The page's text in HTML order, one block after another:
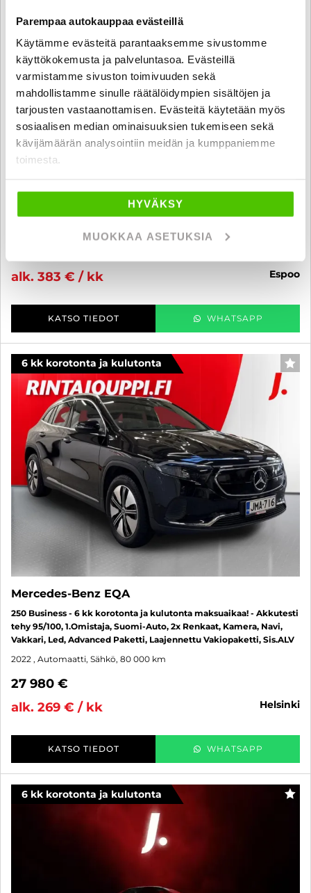
Parempaa autokauppaa evästeillä
Käytämme evästeitä parantaaksemme sivustomme
käyttökokemusta ja palveluntasoa. Evästeillä
varmistamme sivuston toimivuuden sekä
mahdollistamme sinulle räätälöidympien sisältöjen ja
tarjousten vastaanottamisen. Evästeitä käytetään myös
sosiaalisen median ominaisuuksien tukemiseen sekä
kävijämäärän analysointiin meidän ja kumppaniemme
toimesta.
HYVÄKSY
MUOKKAA ASETUKSIA
Mercedes-Benz EQA
Tehokkain malli, Facelift, AMG-sisä ja ulkopaketti, Widescreen,
Nahat, Winter-paketti, Kamera, Navi, Lämpöpumppu
alk. 383 € / kk
espoo
KATSO TIEDOT WHATSAPP
6 kk korotonta ja kulutonta
Mercedes-Benz EQA
250 Business - 6 kk korotonta ja kulutonta maksuaikaa! - Akkutesti
tehy 95/100, 1.Omistaja, Suomi-Auto, 2x Renkaat, Kamera, Navi,
Vakkari, Led, Advanced Paketti, Laajennettu Vakiopaketti, Sis.ALV
2022 , Automaatti, Sähkö, 80 000 km
27 980 €
alk. 269 € / kk
helsinki
KATSO TIEDOT WHATSAPP
6 kk korotonta ja kulutonta